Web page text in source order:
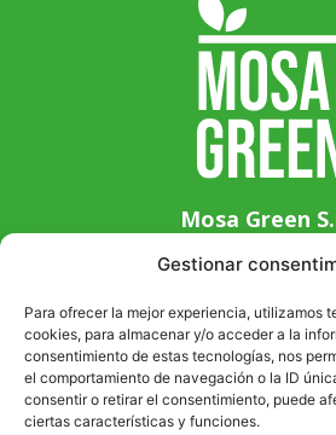
Gestionar
Para ofrecer la mejor experiencia, utilizamos
cookies, para almacenar y/o acceder a la
consentimiento de estas tecnologías, nos
el comportamiento de navegación o la ID
consentir o retirar el consentimiento, puede
ciertas características y funciones.
Mosa Green
Via Guglielmo Marconi 14,
+39 0434
P. IVA